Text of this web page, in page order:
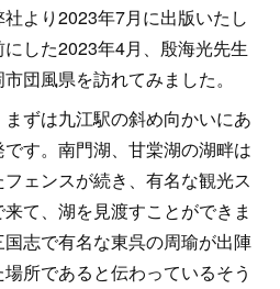
より2023年7月に出版いたし
した2023年4月、殷海光先生
団風県を訪れてみました。
ずは九江駅の斜め向かいにあ
す。南門湖、甘棠湖の湖畔は
ェンスが続き、有名な観光ス
て、湖を見渡すことができま
志で有名な東呉の周瑜が出陣
所であると伝わっているそう